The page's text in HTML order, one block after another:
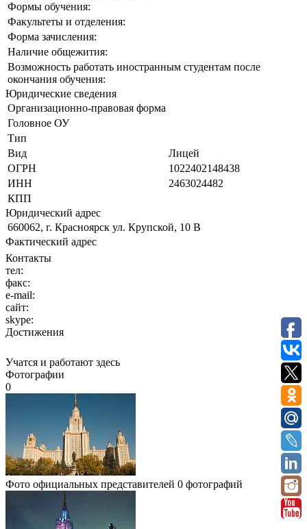
Формы обучения:
Факультеты и отделения:
Форма зачисления:
Наличие общежития:
Возможность работать иностранным студентам после
окончания обучения:
Юридические сведения
Организационно-правовая форма
Головное ОУ
Тип
Вид
Лицей
ОГРН
1022402148438
ИНН
2463024482
КПП
Юридический адрес
660062, г. Красноярск ул. Крупской, 10 В
Фактический адрес
Контакты
тел:
факс:
e-mail:
сайт:
skype:
Достижения
Учатся и работают здесь
Фотографии
0
Фото официальных представителей 0 фотографий